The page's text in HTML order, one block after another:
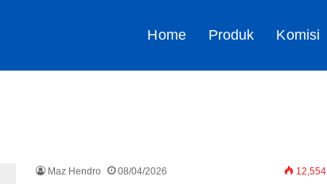
Home Produk Komisi
Maz Hendro 08/04/2026 12,554